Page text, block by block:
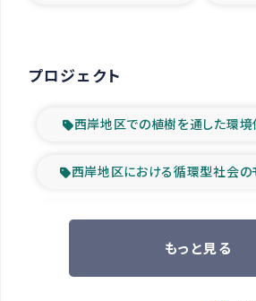
プロジェクト
西岸地区での植樹を通した環境
西岸地区における循環型社会
ツアー参加者の
もっと見る